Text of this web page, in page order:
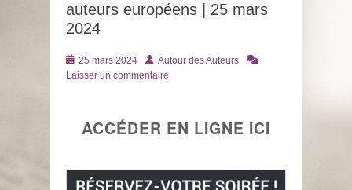
auteurs européens | 25 mars
2024
Posté
le
25 mars 2024 AuteurAutour des Auteurs
Laisser un commentaire
ACCÉDER EN LIGNE ICI